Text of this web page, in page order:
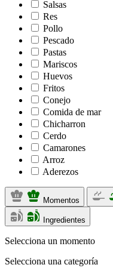
Salsas
Res
Pollo
Pescado
Pastas
Mariscos
Huevos
Fritos
Conejo
Comida de mar
Chicharron
Cerdo
Camarones
Arroz
Aderezos
Momentos
Ingredientes
Selecciona un momento
Selecciona una categoría